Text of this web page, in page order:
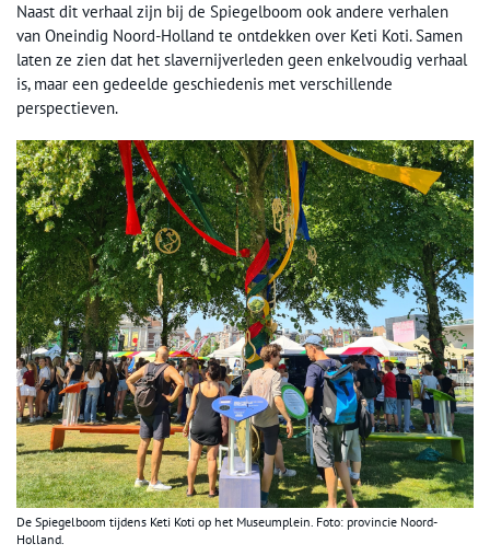
Naast dit verhaal zijn bij de Spiegelboom ook andere verhalen
van Oneindig Noord-Holland te ontdekken over Keti Koti. Samen
laten ze zien dat het slavernijverleden geen enkelvoudig verhaal
is, maar een gedeelde geschiedenis met verschillende
perspectieven.
De Spiegelboom tijdens Keti Koti op het Museumplein. Foto: provincie Noord-
Holland.